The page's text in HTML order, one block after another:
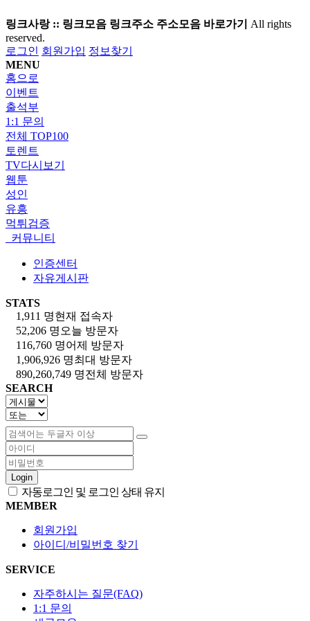
링크사랑 :: 링크모음 링크주소 주소모음 바로가기 All rights
reserved.
로그인 회원가입 정보찾기
MENU
홈으로
이벤트
출석부
1:1 문의
전체 TOP100
토렌트
TV다시보기
웹툰
성인
유흥
먹튀검증
커뮤니티
인증센터
자유게시판
STATS
1,911 명현재 접속자
52,206 명 오늘 방문자
116,760 명어제 방문자
1,906,926 명최대 방문자
890,260,749 명전체 방문자
SEARCH
Login
자동로그인 및 로그인 상태 유지
MEMBER
회원가입
아이디/비밀번호 찾기
SERVICE
자주하시는 질문(FAQ)
1:1 문의